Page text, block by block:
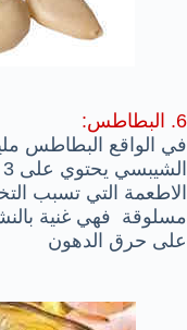
6. البطاطس:
في الواقع البطاطس
الاطعمة التي تسبب
مسلوقة فهي غنية
على حرق الدهون